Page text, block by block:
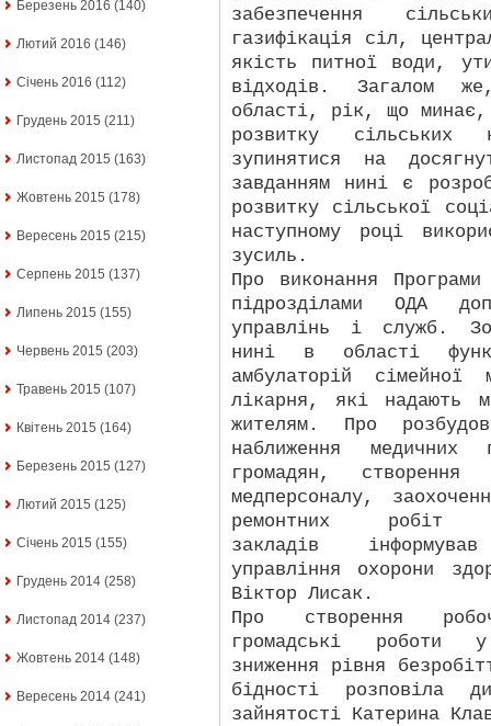
Березень 2016 (140)
Лютий 2016 (146)
Січень 2016 (112)
Грудень 2015 (211)
Листопад 2015 (163)
Жовтень 2015 (178)
Вересень 2015 (215)
Серпень 2015 (137)
Липень 2015 (155)
Червень 2015 (203)
Травень 2015 (107)
Квітень 2015 (164)
Березень 2015 (127)
Лютий 2015 (125)
Січень 2015 (155)
Грудень 2014 (258)
Листопад 2014 (237)
Жовтень 2014 (148)
Вересень 2014 (241)
забезпечення
газифікація сіл,
якість питної води,
відходів. Загалом
області, рік, що минає,
розвитку сільських
зупинятися на
завданням нині є
розвитку сільської
наступному році
зусиль.
Про виконання Програми
підрозділами ОДА
управлінь і служб.
нині в області
амбулаторій
лікарня, які надають
жителям. Про
наближення медичних
громадян, створення
медперсоналу,
ремонтних робіт
закладів
управління охорони
Віктор Лисак.
Про створення
громадські роботи
зниження рівня
бідності розповіла
зайнятості Катерина